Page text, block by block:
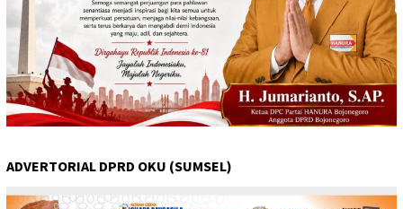
ADVERTORIAL DPRD OKU (SUMSEL)